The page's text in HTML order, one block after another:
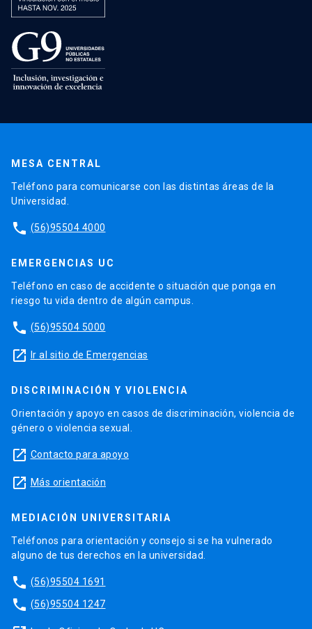
MESA CENTRAL
Teléfono para comunicarse con las distintas áreas de la
Universidad.
phone (56)95504 4000
EMERGENCIAS UC
Teléfono en caso de accidente o situación que ponga en
riesgo tu vida dentro de algún campus.
phone (56)95504 5000
launch Ir al sitio de Emergencias
DISCRIMINACIÓN Y VIOLENCIA
Orientación y apoyo en casos de discriminación, violencia de
género o violencia sexual.
launch Contacto para apoyo
launch Más orientación
MEDIACIÓN UNIVERSITARIA
Teléfonos para orientación y consejo si se ha vulnerado
alguno de tus derechos en la universidad.
phone (56)95504 1691
phone (56)95504 1247